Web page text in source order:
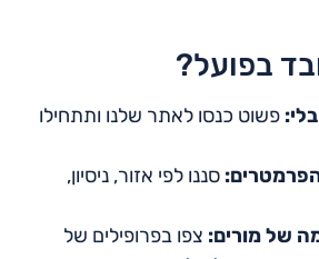
בפועל?
פשוט כנסו לאתר שלנו ותתחילו
סננו לפי אזור, ניסיון,
של מורים: צפו בפרופילים של